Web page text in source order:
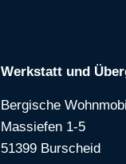
Werkstatt und
Bergische
Massiefen 1-5
51399 Burscheid